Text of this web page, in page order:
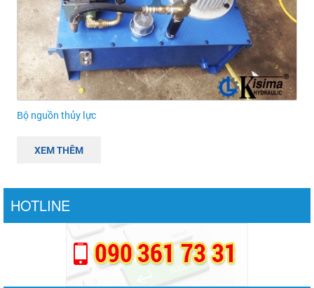
Bộ nguồn thủy lực
XEM THÊM
HOTLINE